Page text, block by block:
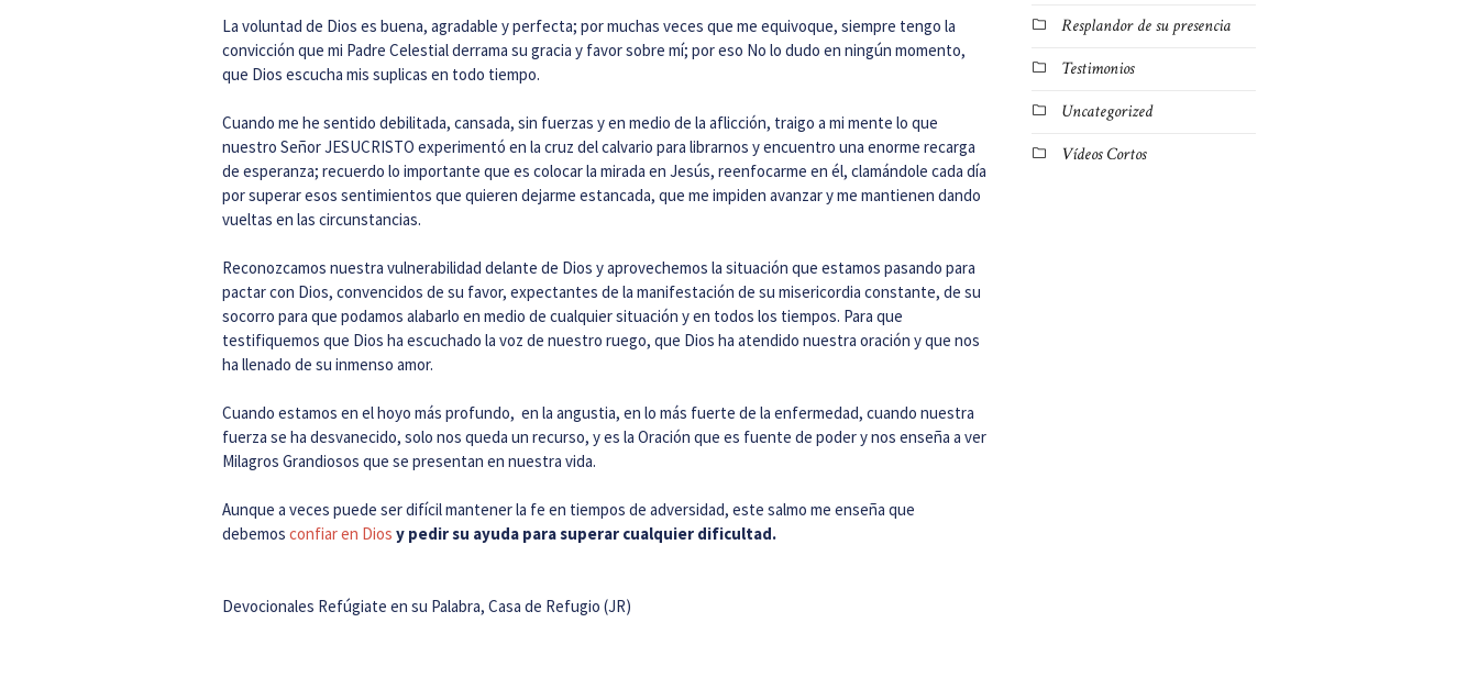
La voluntad de Dios es buena, agradable y perfecta; por muchas veces que me equivoque, siempre tengo la
convicción que mi Padre Celestial derrama su gracia y favor sobre mí; por eso No lo dudo en ningún momento,
que Dios escucha mis suplicas en todo tiempo.
Cuando me he sentido debilitada, cansada, sin fuerzas y en medio de la aflicción, traigo a mi mente lo que
nuestro Señor JESUCRISTO experimentó en la cruz del calvario para librarnos y encuentro una enorme recarga
de esperanza; recuerdo lo importante que es colocar la mirada en Jesús, reenfocarme en él, clamándole cada día
por superar esos sentimientos que quieren dejarme estancada, que me impiden avanzar y me mantienen dando
vueltas en las circunstancias.
Reconozcamos nuestra vulnerabilidad delante de Dios y aprovechemos la situación que estamos pasando para
pactar con Dios, convencidos de su favor, expectantes de la manifestación de su misericordia constante, de su
socorro para que podamos alabarlo en medio de cualquier situación y en todos los tiempos. Para que
testifiquemos que Dios ha escuchado la voz de nuestro ruego, que Dios ha atendido nuestra oración y que nos
ha llenado de su inmenso amor.
Cuando estamos en el hoyo más profundo, en la angustia, en lo más fuerte de la enfermedad, cuando nuestra
fuerza se ha desvanecido, solo nos queda un recurso, y es la Oración que es fuente de poder y nos enseña a ver
Milagros Grandiosos que se presentan en nuestra vida.
Aunque a veces puede ser difícil mantener la fe en tiempos de adversidad, este salmo me enseña que
debemos confiar en Dios y pedir su ayuda para superar cualquier dificultad.
Devocionales Refúgiate en su Palabra, Casa de Refugio (JR)
Resplandor de su presencia
Testimonios
Uncategorized
Vídeos Cortos